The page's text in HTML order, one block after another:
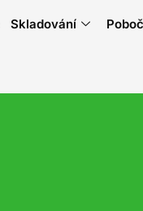
Skladování